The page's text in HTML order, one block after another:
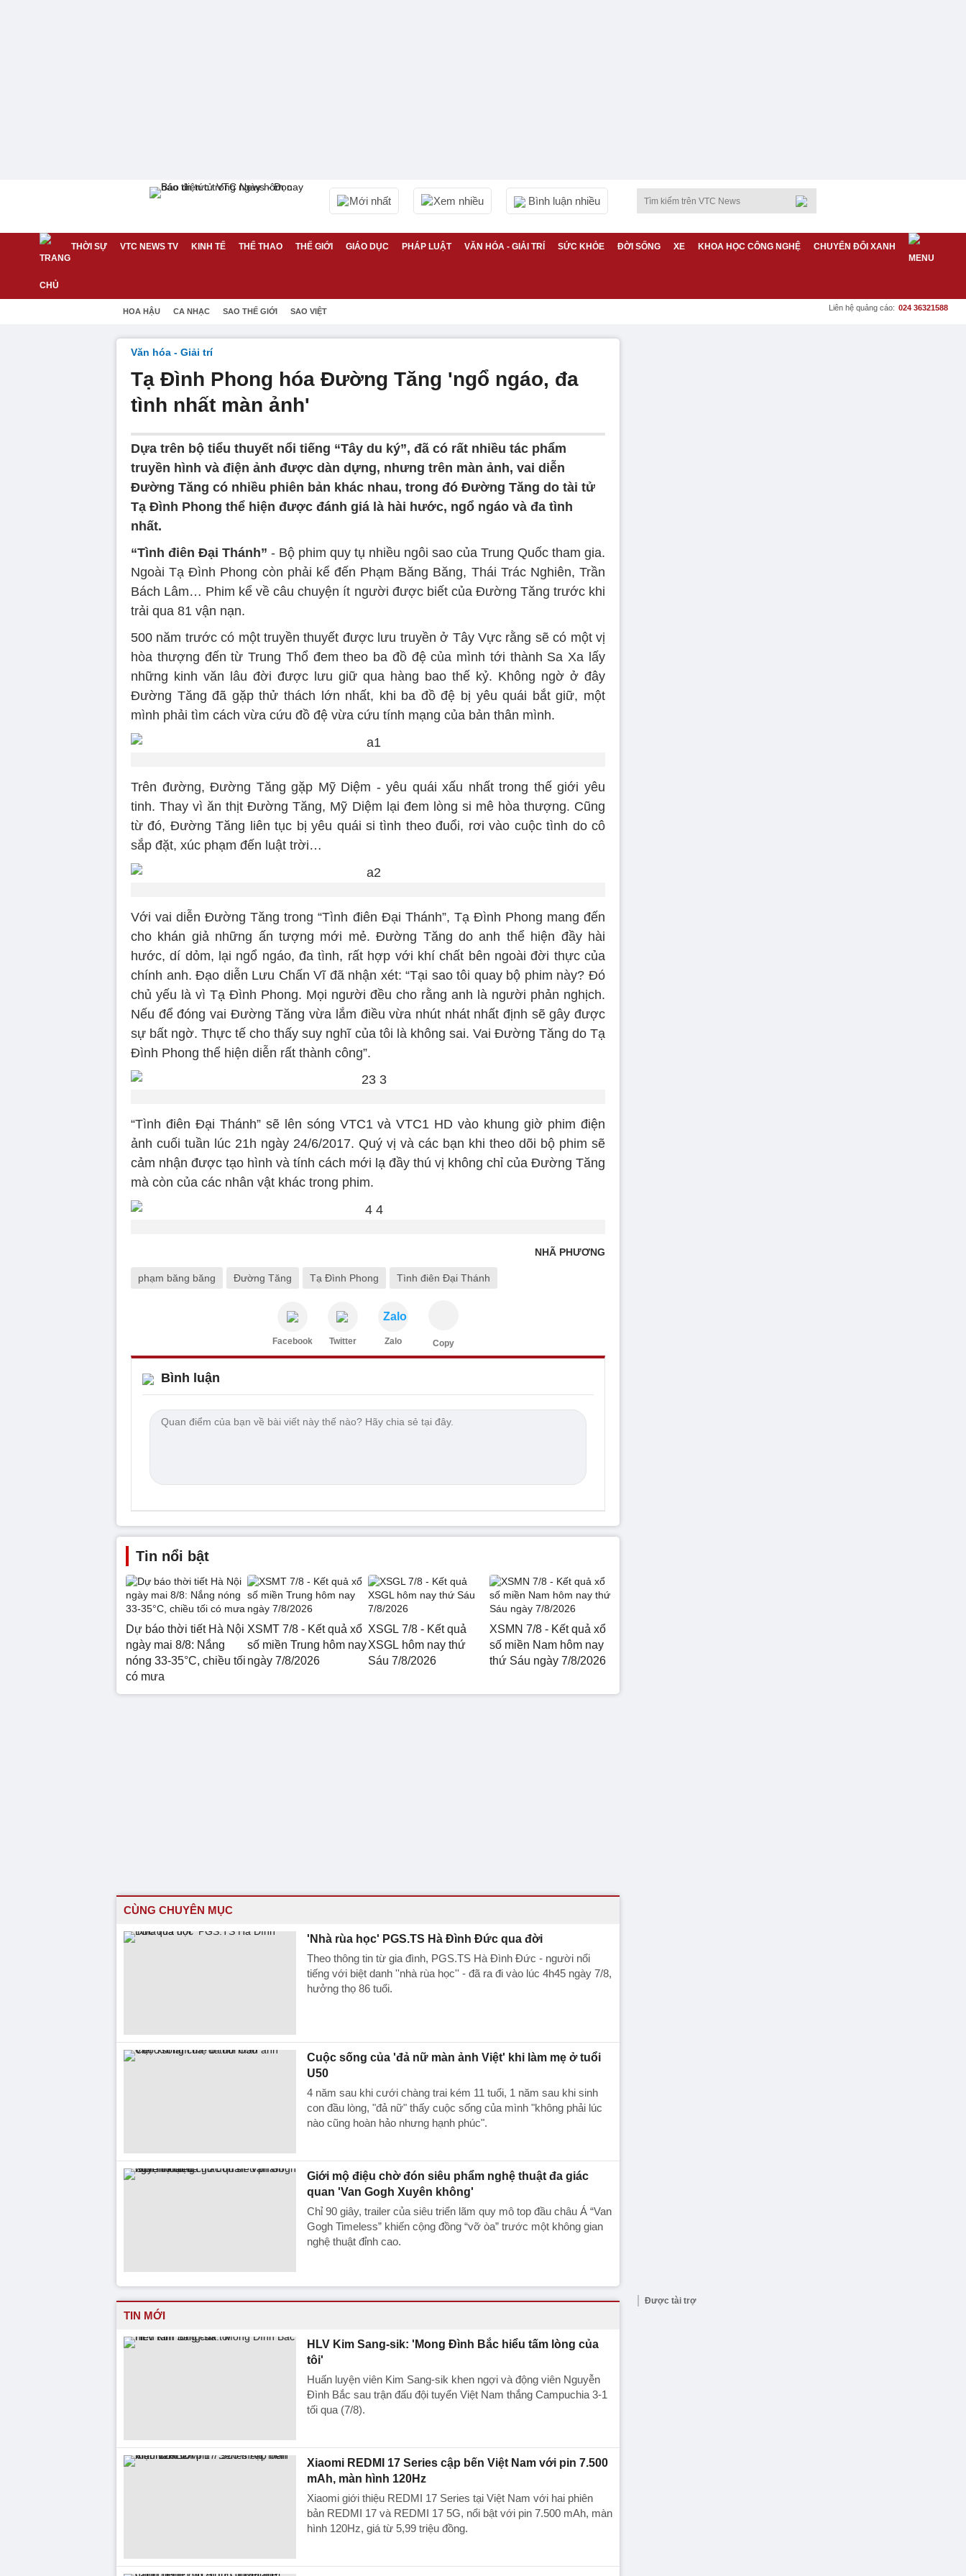
Mới nhất Xem nhiều Bình luận nhiều
THỜI SỰ VTC NEWS TV KINH TẾ THỂ THAO THẾ GIỚI GIÁO DỤC PHÁP LUẬT VĂN HÓA - GIẢI TRÍ SỨC KHỎE ĐỜI SỐNG XE KHOA HỌC CÔNG NGHỆ CHUYỂN ĐỔI XANH
HOA HẬU CA NHẠC SAO THẾ GIỚI SAO VIỆT Liên hệ quảng cáo: 024 36321588
Văn hóa - Giải trí
Tạ Đình Phong hóa Đường Tăng 'ngổ ngáo, đa
tình nhất màn ảnh'
Dựa trên bộ tiểu thuyết nổi tiếng “Tây du ký”, đã có rất nhiều tác phẩm
truyền hình và điện ảnh được dàn dựng, nhưng trên màn ảnh, vai diễn
Đường Tăng có nhiều phiên bản khác nhau, trong đó Đường Tăng do tài tử
Tạ Đình Phong thể hiện được đánh giá là hài hước, ngổ ngáo và đa tình
nhất.
“Tình điên Đại Thánh” - Bộ phim quy tụ nhiều ngôi sao của Trung Quốc tham gia.
Ngoài Tạ Đình Phong còn phải kể đến Phạm Băng Băng, Thái Trác Nghiên, Trần
Bách Lâm… Phim kể về câu chuyện ít người được biết của Đường Tăng trước khi
trải qua 81 vận nạn.
500 năm trước có một truyền thuyết được lưu truyền ở Tây Vực rằng sẽ có một vị
hòa thượng đến từ Trung Thổ đem theo ba đồ đệ của mình tới thành Sa Xa lấy
những kinh văn lâu đời được lưu giữ qua hàng bao thế kỷ. Không ngờ ở đây
Đường Tăng đã gặp thử thách lớn nhất, khi ba đồ đệ bị yêu quái bắt giữ, một
mình phải tìm cách vừa cứu đồ đệ vừa cứu tính mạng của bản thân mình.
Trên đường, Đường Tăng gặp Mỹ Diệm - yêu quái xấu nhất trong thế giới yêu
tinh. Thay vì ăn thịt Đường Tăng, Mỹ Diệm lại đem lòng si mê hòa thượng. Cũng
từ đó, Đường Tăng liên tục bị yêu quái si tình theo đuổi, rơi vào cuộc tình do cô
sắp đặt, xúc phạm đến luật trời…
Với vai diễn Đường Tăng trong “Tình điên Đại Thánh”, Tạ Đình Phong mang đến
cho khán giả những ấn tượng mới mẻ. Đường Tăng do anh thể hiện đầy hài
hước, dí dỏm, lại ngổ ngáo, đa tình, rất hợp với khí chất bên ngoài đời thực của
chính anh. Đạo diễn Lưu Chấn Vĩ đã nhận xét: “Tại sao tôi quay bộ phim này? Đó
chủ yếu là vì Tạ Đình Phong. Mọi người đều cho rằng anh là người phản nghịch.
Nếu để đóng vai Đường Tăng vừa lắm điều vừa nhút nhát nhất định sẽ gây được
sự bất ngờ. Thực tế cho thấy suy nghĩ của tôi là không sai. Vai Đường Tăng do Tạ
Đình Phong thể hiện diễn rất thành công”.
“Tình điên Đại Thánh” sẽ lên sóng VTC1 và VTC1 HD vào khung giờ phim điện
ảnh cuối tuần lúc 21h ngày 24/6/2017. Quý vị và các bạn khi theo dõi bộ phim sẽ
cảm nhận được tạo hình và tính cách mới lạ đầy thú vị không chỉ của Đường Tăng
mà còn của các nhân vật khác trong phim.
NHÃ PHƯƠNG
phạm băng băng Đường Tăng Tạ Đình Phong Tình điên Đại Thánh
Facebook Twitter
Zalo
Zalo Copy
Bình luận
Tin nổi bật
Dự báo thời tiết Hà Nội
ngày mai 8/8: Nắng
nóng 33-35°C, chiều tối
có mưa
XSMT 7/8 - Kết quả xổ
số miền Trung hôm nay
ngày 7/8/2026
XSGL 7/8 - Kết quả
XSGL hôm nay thứ
Sáu 7/8/2026
XSMN 7/8 - Kết quả xổ
số miền Nam hôm nay
thứ Sáu ngày 7/8/2026
CÙNG CHUYÊN MỤC
'Nhà rùa học' PGS.TS Hà Đình Đức qua đời
Theo thông tin từ gia đình, PGS.TS Hà Đình Đức - người nổi
tiếng với biệt danh ''nhà rùa học'' - đã ra đi vào lúc 4h45 ngày 7/8,
hưởng thọ 86 tuổi.
Cuộc sống của 'đả nữ màn ảnh Việt' khi làm mẹ ở tuổi
U50
4 năm sau khi cưới chàng trai kém 11 tuổi, 1 năm sau khi sinh
con đầu lòng, "đả nữ" thấy cuộc sống của mình "không phải lúc
nào cũng hoàn hảo nhưng hạnh phúc".
Giới mộ điệu chờ đón siêu phẩm nghệ thuật đa giác
quan 'Van Gogh Xuyên không'
Chỉ 90 giây, trailer của siêu triển lãm quy mô top đầu châu Á “Van
Gogh Timeless” khiến cộng đồng “vỡ òa” trước một không gian
nghệ thuật đỉnh cao.
TIN MỚI
HLV Kim Sang-sik: 'Mong Đình Bắc hiểu tấm lòng của
tôi'
Huấn luyện viên Kim Sang-sik khen ngợi và động viên Nguyễn
Đình Bắc sau trận đấu đội tuyển Việt Nam thắng Campuchia 3-1
tối qua (7/8).
Xiaomi REDMI 17 Series cập bến Việt Nam với pin 7.500
mAh, màn hình 120Hz
Xiaomi giới thiệu REDMI 17 Series tại Việt Nam với hai phiên
bản REDMI 17 và REDMI 17 5G, nổi bật với pin 7.500 mAh, màn
hình 120Hz, giá từ 5,99 triệu đồng.
Được tài trợ